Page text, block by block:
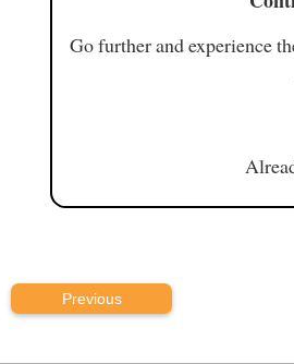
Go further and experience
Previous